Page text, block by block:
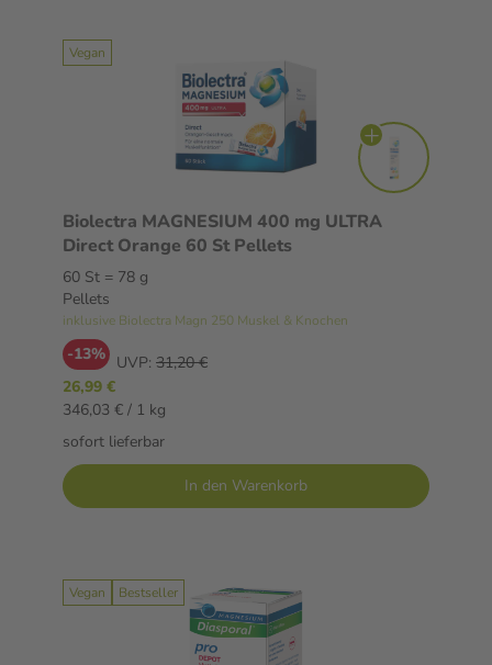
Vegan
Biolectra MAGNESIUM 400 mg ULTRA
Direct Orange 60 St Pellets
60 St = 78 g
Pellets
inklusive Biolectra Magn 250 Muskel & Knochen
-13% UVP: 31,20 €
26,99 €
346,03 € / 1 kg
sofort lieferbar
In den Warenkorb
Vegan Bestseller